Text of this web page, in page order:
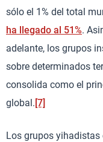
sólo el 1% del total
ha llegado al 51%.
adelante, los grupos
sobre determinados
consolida como el
global. [7]
Los grupos